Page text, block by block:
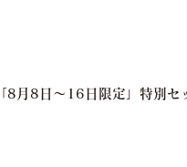
8月8日～16日限定」特別